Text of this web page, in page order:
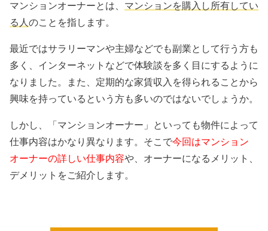
マンションオーナーとは、 マンションを購入し所有してい
る人 のことを指します。
最近ではサラリーマンや主婦などでも副業として行う方も
多く、インターネットなどで体験談を多く目にするように
なりました。また、定期的な家賃収入を得られることから
興味を持っているという方も多いのではないでしょうか。
しかし、「マンションオーナー」といっても物件によって
仕事内容はかなり異なります。そこで今回はマンション
オーナーの詳しい仕事内容や、オーナーになるメリット、
デメリットをご紹介します。